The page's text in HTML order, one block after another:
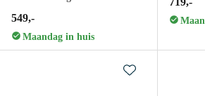
549,-
Maandag in huis